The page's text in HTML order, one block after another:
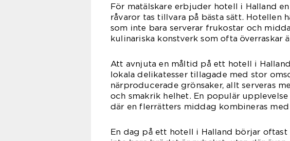
För matälskare erbjuder hotell i Halland
råvaror tas tillvara på bästa sätt. Hotellen
som inte bara serverar frukostar och
kulinariska konstverk som ofta överraskar
Att avnjuta en måltid på ett hotell i
lokala delikatesser tillagade med stor
närproducerade grönsaker, allt serveras
och smakrik helhet. En populär
där en flerrätters middag kombineras
En dag på ett hotell i Halland börjar